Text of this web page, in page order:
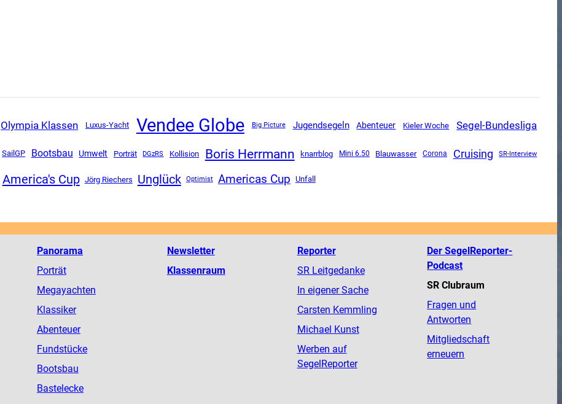
Olympia Klassen Luxus-Yacht Vendee Globe Big Picture Jugendsegeln Abenteuer Kieler Woche Segel-Bundesliga
SailGP Bootsbau Umwelt Porträt DGzRS Kollision Boris Herrmann knarrblog Mini 6.50 Blauwasser Corona Cruising SR-Interview
America's Cup Jörg Riechers Unglück Optimist Americas Cup Unfall
Panorama
Porträt
Megayachten
Klassiker
Abenteuer
Fundstücke
Bootsbau
Bastelecke
Newsletter
Klassenraum
Reporter
SR Leitgedanke
In eigener Sache
Carsten Kemmling
Michael Kunst
Werben auf
SegelReporter
Der SegelReporter-
Podcast
SR Clubraum
Fragen und
Antworten
Mitgliedschaft
erneuern